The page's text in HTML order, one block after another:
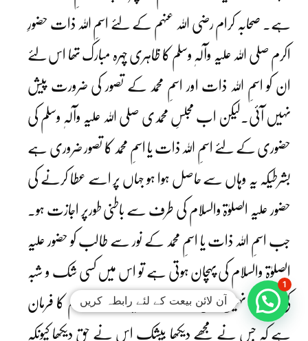
ہے۔ صحابہ کرام رضی اللہ عنہم کے لئے اسمِ اللہ ذات حضورِ
اکرم صلی اللہ علیہ وآلہٖ وسلم کا ظاہری چہرہ مبارک تھا اس لئے
ان کو اسمِ اللہ ذات اور اسمِ محمد کے تصور کی ضرورت پیش
نہیں آئی۔لیکن اب مجلسِ محمدی صلی اللہ علیہ وآلہٖ وسلم کی
حضوری کے لئے اسمِ اللہ ذات یا اسمِ محمد کا تصور ضروری ہے
بشرطیکہ یہ وہاں سے حاصل ہوا ہو جہاں پر اسے عطا کرنے کی
حضور علیہ الصلوٰۃ والسلام کی طرف سے باطنی طورپر اجازت ہو۔
جب اسمِ اللہ ذات یا اسمِ محمد کے نور سے طالب کو حضور علیہ
الصلوٰۃ والسلام کی پہچان ہوتی ہے تو اس میں کسی شک و شبہ
کی گنجائش نہیں رہتی کیونکہ حضور علیہ الصلوٰۃ والسلام کا فرمان
ہے کہ جس نے مجھے دیکھا بیشک اس نے حق دیکھا کیونکہ
آن لائن بیعت کے لئے رابطہ کریں
1